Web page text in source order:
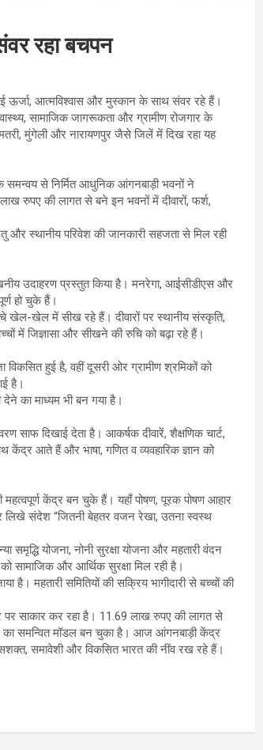
रहा बचपन
ऊर्जा, आत्मविश्वास और मुस्कान के साथ संवर रहे हैं।
सामाजिक जागरूकता और ग्रामीण रोजगार के
मुंगेली और नारायणपुर जैसे जिलें में दिख रहा यह
के समन्वय से निर्मित आधुनिक आंगनबाड़ी भवनों ने
रुपए की लागत से बने इन भवनों में दीवारों, फर्श,
और स्थानीय परिवेश की जानकारी सहजता से मिल रही
उदाहरण प्रस्तुत किया है। मनरेगा, आईसीडीएस और
हो चुके हैं।
खेल-खेल में सीख रहे हैं। दीवारों पर स्थानीय संस्कृति,
में जिज्ञासा और सीखने की रुचि को बढ़ा रहे हैं।
हुई है, वहीं दूसरी ओर ग्रामीण श्रमिकों को
है।
का माध्यम भी बन गया है।
साफ दिखाई देता है। आकर्षक दीवारें, शैक्षणिक चार्ट,
आते हैं और भाषा, गणित व व्यवहारिक ज्ञान को
महत्वपूर्ण केंद्र बन चुके हैं। यहाँ पोषण, पूरक पोषण आहार
लिखे संदेश “जितनी बेहतर वजन रेखा, उतना स्वस्थ
योजना, नोनी सुरक्षा योजना और महतारी वंदन
सामाजिक और आर्थिक सुरक्षा मिल रही है।
महतारी समितियों की सक्रिय भागीदारी से बच्चों की
पर साकार कर रहा है। 11.69 लाख रुपए की लागत से
का समन्वित मॉडल बन चुका है। आज आंगनबाड़ी केंद्र
सशक्त, समावेशी और विकसित भारत की नींव रख रहे हैं।